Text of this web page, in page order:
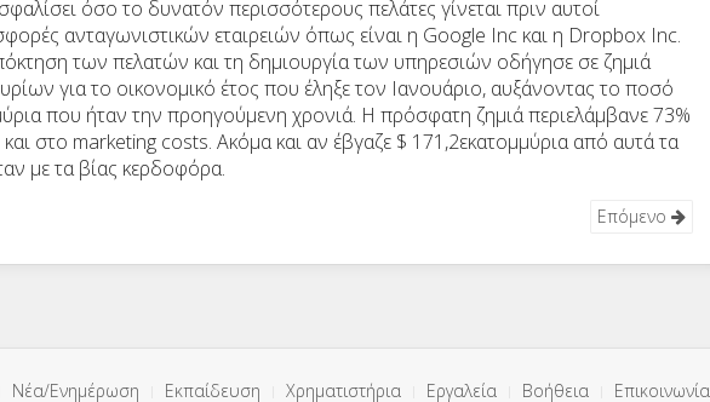
όσο το δυνατόν περισσότερους πελάτες γίνεται πριν αυτοί
ανταγωνιστικών εταιρειών όπως είναι η Google Inc και η Dropbox Inc.
των πελατών και τη δημιουργία των υπηρεσιών οδήγησε σε ζημιά
για το οικονομικό έτος που έληξε τον Ιανουάριο, αυξάνοντας το ποσό
που ήταν την προηγούμενη χρονιά. Η πρόσφατη ζημιά περιελάμβανε 73%
στο marketing costs. Ακόμα και αν έβγαζε $ 171,2εκατομμύρια από αυτά τα
με τα βίας κερδοφόρα.
Επόμενο
Νέα/Ενημέρωση Εκπαίδευση Χρηματιστήρια Εργαλεία Βοήθεια Επικοινωνία